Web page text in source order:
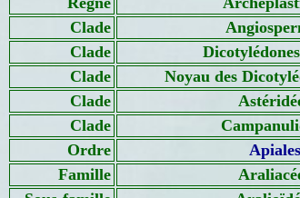
Clade
Clade
Clade
Noyau des
Clade
Clade
Ordre
Apiales
Famille